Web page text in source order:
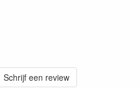
Schrijf een review